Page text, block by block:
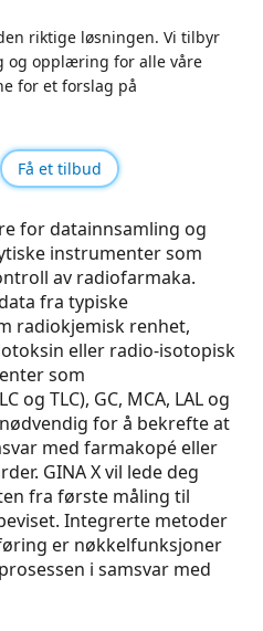
riktige løsningen. Vi tilbyr
og opplæring for alle våre
for et forslag på
Få et tilbud
for datainnsamling og
instrumenter som
av radiofarmaka.
fra typiske
radiokjemisk renhet,
eller radio-isotopisk
som
og TLC), GC, MCA, LAL og
for å bekrefte at
med farmakopé eller
GINA X vil lede deg
fra første måling til
Integrerte metoder
er nøkkelfunksjoner
i samsvar med